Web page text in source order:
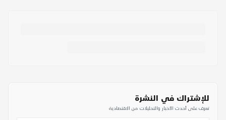
للإشتراك في النشرة
تعرف على أحدث الأخبار والتحليلات من الاقتصادية